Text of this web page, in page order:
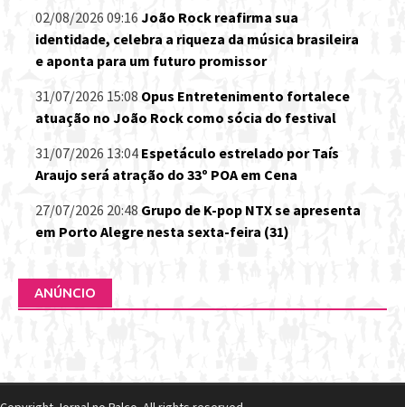
02/08/2026 09:16 João Rock reafirma sua
identidade, celebra a riqueza da música brasileira
e aponta para um futuro promissor
31/07/2026 15:08 Opus Entretenimento fortalece
atuação no João Rock como sócia do festival
31/07/2026 13:04 Espetáculo estrelado por Taís
Araujo será atração do 33º POA em Cena
27/07/2026 20:48 Grupo de K-pop NTX se apresenta
em Porto Alegre nesta sexta-feira (31)
ANÚNCIO